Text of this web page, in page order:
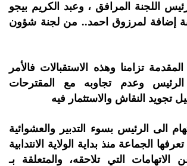
اللجنة المرافق ، وعبد الكريم بيجو
إضافة لمرزوق احمد.. من لجنة شؤون
تزامنا وهذه الاستقبالات فالأمر
الرئيس وعدم تجاوبه مع المقترحات
تجويد النقاش والاستثمار فيه
الى الرئيس بسوء التدبير والعشوائية
الجماعة منذ بداية الولاية الانتدابية
الاتهامات التي تلاحقه، والمتعلقة بـ